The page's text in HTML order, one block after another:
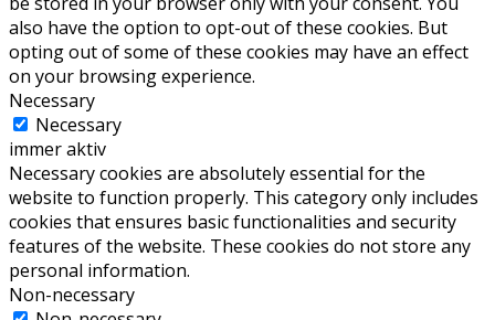
also have the option to opt-out of these cookies. But
opting out of some of these cookies may have an effect
on your browsing experience.
Necessary
Necessary
immer aktiv
Necessary cookies are absolutely essential for the
website to function properly. This category only includes
cookies that ensures basic functionalities and security
features of the website. These cookies do not store any
personal information.
Non-necessary